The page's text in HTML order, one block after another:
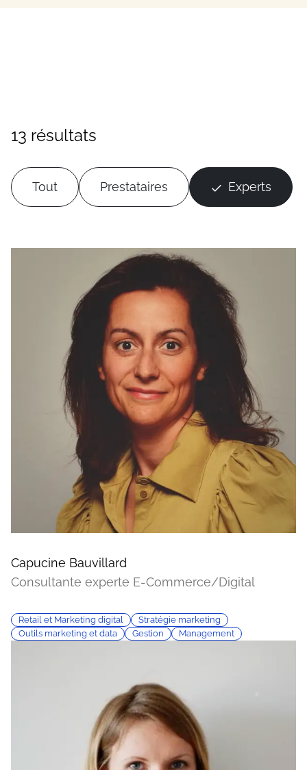
13 résultats
Tout Prestataires Experts
Capucine Bauvillard
Consultante experte E-Commerce/Digital
Retail et Marketing digital
Stratégie marketing
Outils marketing et data
Gestion Management